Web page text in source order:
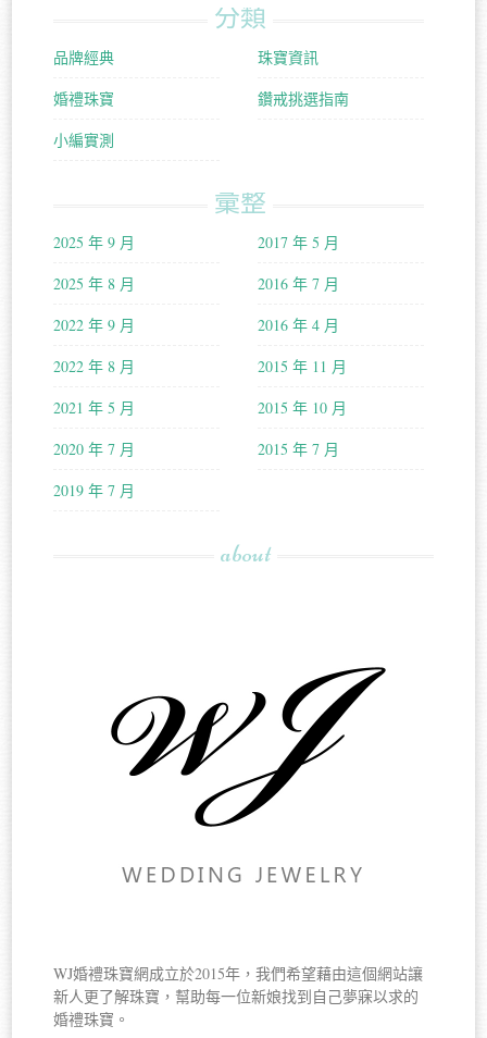
分類
品牌經典
婚禮珠寶
小編實測
珠寶資訊
鑽戒挑選指南
彙整
2025 年 9 月
2025 年 8 月
2022 年 9 月
2022 年 8 月
2021 年 5 月
2020 年 7 月
2019 年 7 月
2017 年 5 月
2016 年 7 月
2016 年 4 月
2015 年 11 月
2015 年 10 月
2015 年 7 月
about
WJ婚禮珠寶網成立於2015年，我們希望藉由這個網站讓
新人更了解珠寶，幫助每一位新娘找到自己夢寐以求的
婚禮珠寶。